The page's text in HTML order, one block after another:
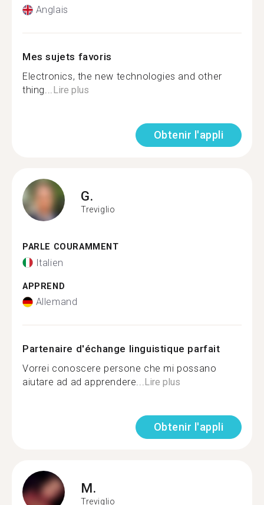
Anglais
Mes sujets favoris
Electronics, the new technologies and other
thing...Lire plus
Obtenir l'appli
G.
Treviglio
PARLE COURAMMENT
Italien
APPREND
Allemand
Partenaire d'échange linguistique parfait
Vorrei conoscere persone che mi possano
aiutare ad ad apprendere...Lire plus
Obtenir l'appli
M.
Treviglio